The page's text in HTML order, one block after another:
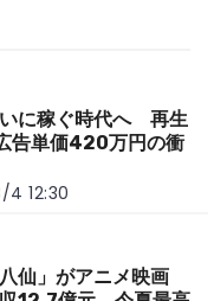
に稼ぐ時代へ 再生
告単価420万円の衝
12:30
仙」がアニメ映画